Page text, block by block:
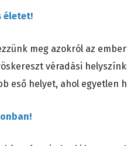
életet!
meg azokról az
véradási
eső helyet, ahol egyetlen